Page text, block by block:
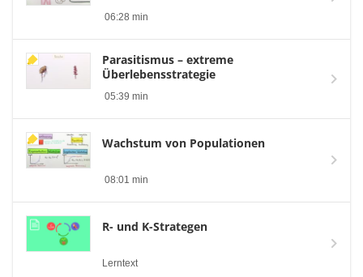
06:28 min
Parasitismus – extreme
Überlebensstrategie
05:39 min
Wachstum von Populationen
08:01 min
R- und K-Strategen
Lerntext